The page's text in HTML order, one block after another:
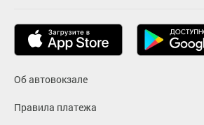
Об автовокзале
Правила платежа